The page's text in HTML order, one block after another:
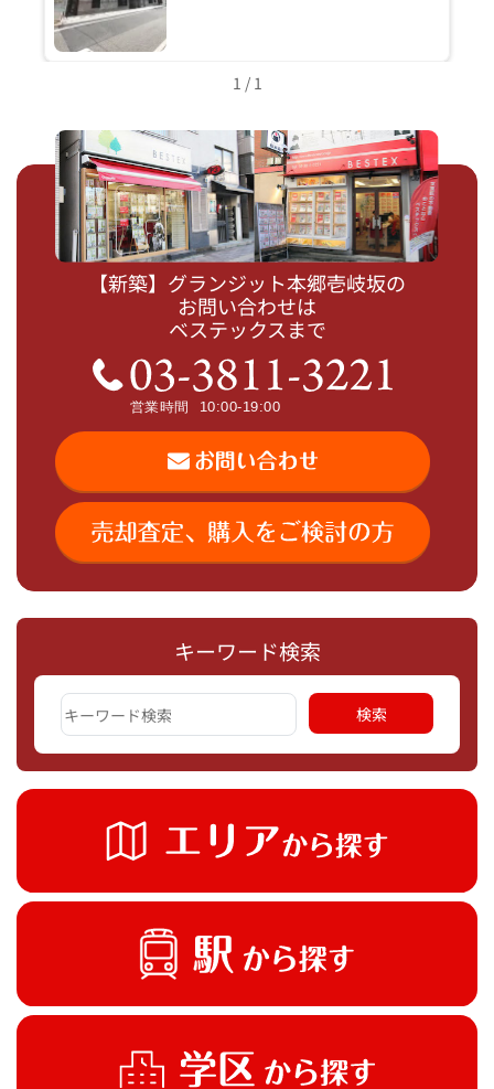
キーワード検索
1 / 1
【新築】グランジット本郷壱岐坂の
お問い合わせは
ベステックスまで